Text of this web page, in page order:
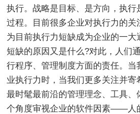
执行。战略是目标、是方向，执行
过程。目前很多企业对执行力的关
为目前执行力短缺成为企业的一大
短缺的原因又是什么?对此，人们
行程序、管理制度方面的责任。当
业执行力时，当我们更多关注并寄
最时髦最前沿的管理理念、工具、
个角度审视企业的软件因素——人